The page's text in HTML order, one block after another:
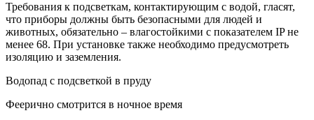
Требования к подсветкам, контактирующим с водой, гласят,
что приборы должны быть безопасными для людей и
животных, обязательно – влагостойкими с показателем IP не
менее 68. При установке также необходимо предусмотреть
изоляцию и заземления.
Водопад с подсветкой в пруду
Феерично смотрится в ночное время